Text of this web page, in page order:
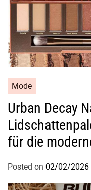
Mode
Urban Decay
für die
Posted on 02/02/2026